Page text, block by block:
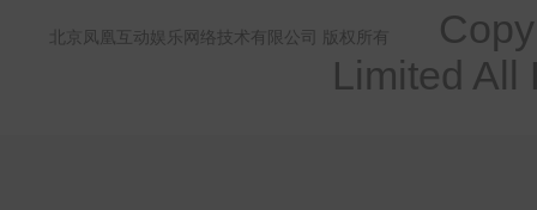
北京凤凰互动娱乐网络技术有限公司 版权所有
Limited All